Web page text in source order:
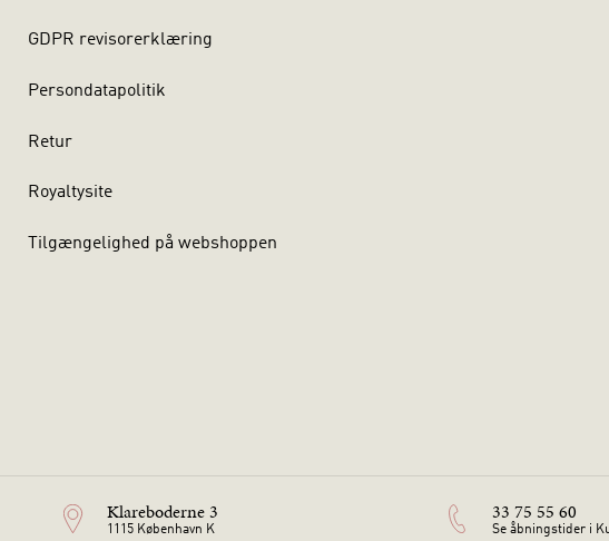
GDPR revisorerklæring
Persondatapolitik
Retur
Royaltysite
Tilgængelighed på webshoppen
Klareboderne 3
1115 København K
33 75 55 60
Se åbningstider i